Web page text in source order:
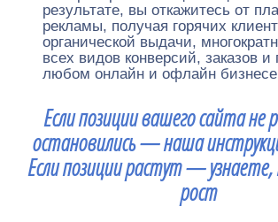
результате, вы откажитесь от
рекламы, получая горячих
органической выдачи,
всех видов конверсий, заказов и
любом онлайн и офлайн
Если позиции вашего сайта не
остановились — наша
Если позиции растут — узнаете,
рост